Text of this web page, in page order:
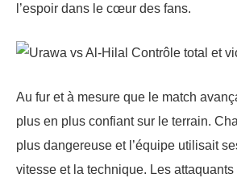
l’espoir dans le cœur des fans.
Au fur et à mesure que le match
plus en plus confiant sur le terrain.
plus dangereuse et l’équipe utilisait
vitesse et la technique. Les